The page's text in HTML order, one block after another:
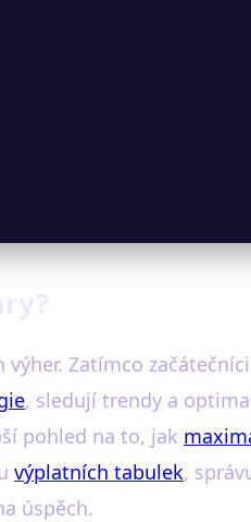
Zatímco
, sledují trendy a
pohled na to, jak
výplatních tabulek,
úspěch.